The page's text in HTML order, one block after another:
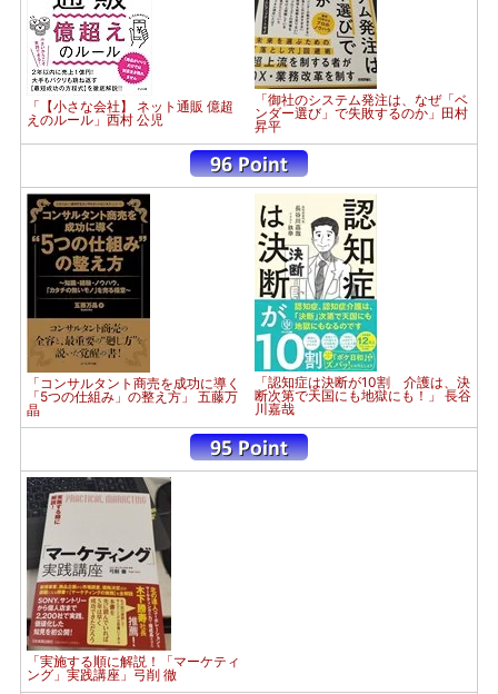
「【小さな会社】 ネット通販 億超
えのルール」西村 公児
「御社のシステム発注は、なぜ「ベ
ンダー選び」で失敗するのか」田村
昇平
「コンサルタント商売を成功に導く
「5つの仕組み」の整え方」 五藤万
晶
「認知症は決断が10割 介護は、決
断次第で天国にも地獄にも！」 長谷
川嘉哉
「実施する順に解説！「マーケティ
ング」実践講座」弓削 徹